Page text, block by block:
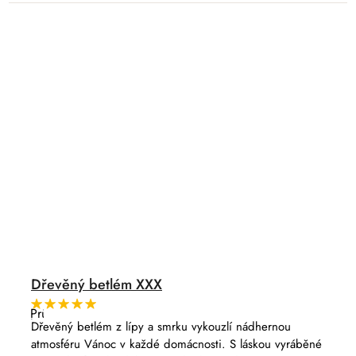
Dřevěný betlém XXX
Průměrné
hodnocení
produktu
je
Dřevěný betlém z lípy a smrku vykouzlí nádhernou
atmosféru Vánoc v každé domácnosti. S láskou vyráběné